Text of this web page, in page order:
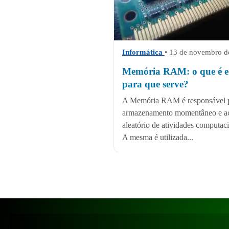
Informática • 13 de novembro
Memória RAM: o que é e
para que serve?
A Memória RAM é responsável
armazenamento momentâneo e
aleatório de atividades
A mesma é utilizada...